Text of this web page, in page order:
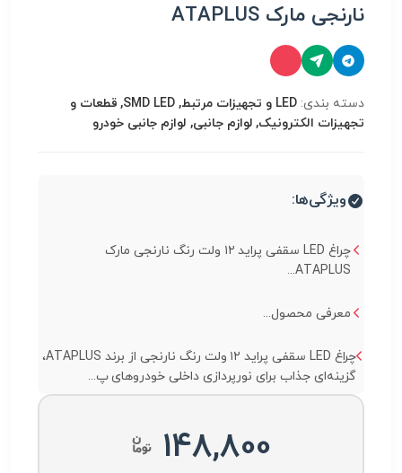
نارنجی مارک ATAPLUS
دسته بندی:
LED و تجهیزات مرتبط, SMD LED, قطعات و
تجهیزات الکترونیک, لوازم جانبی, لوازم جانبی خودرو
ویژگی‌ها:
چراغ LED سقفی پراید ۱۲ ولت رنگ نارنجی مارک
ATAPLUS...
معرفی محصول...
چراغ LED سقفی پراید ۱۲ ولت رنگ نارنجی از برند ATAPLUS،
گزینه‌ای جذاب برای نورپردازی داخلی خودروهای پ...
148,800